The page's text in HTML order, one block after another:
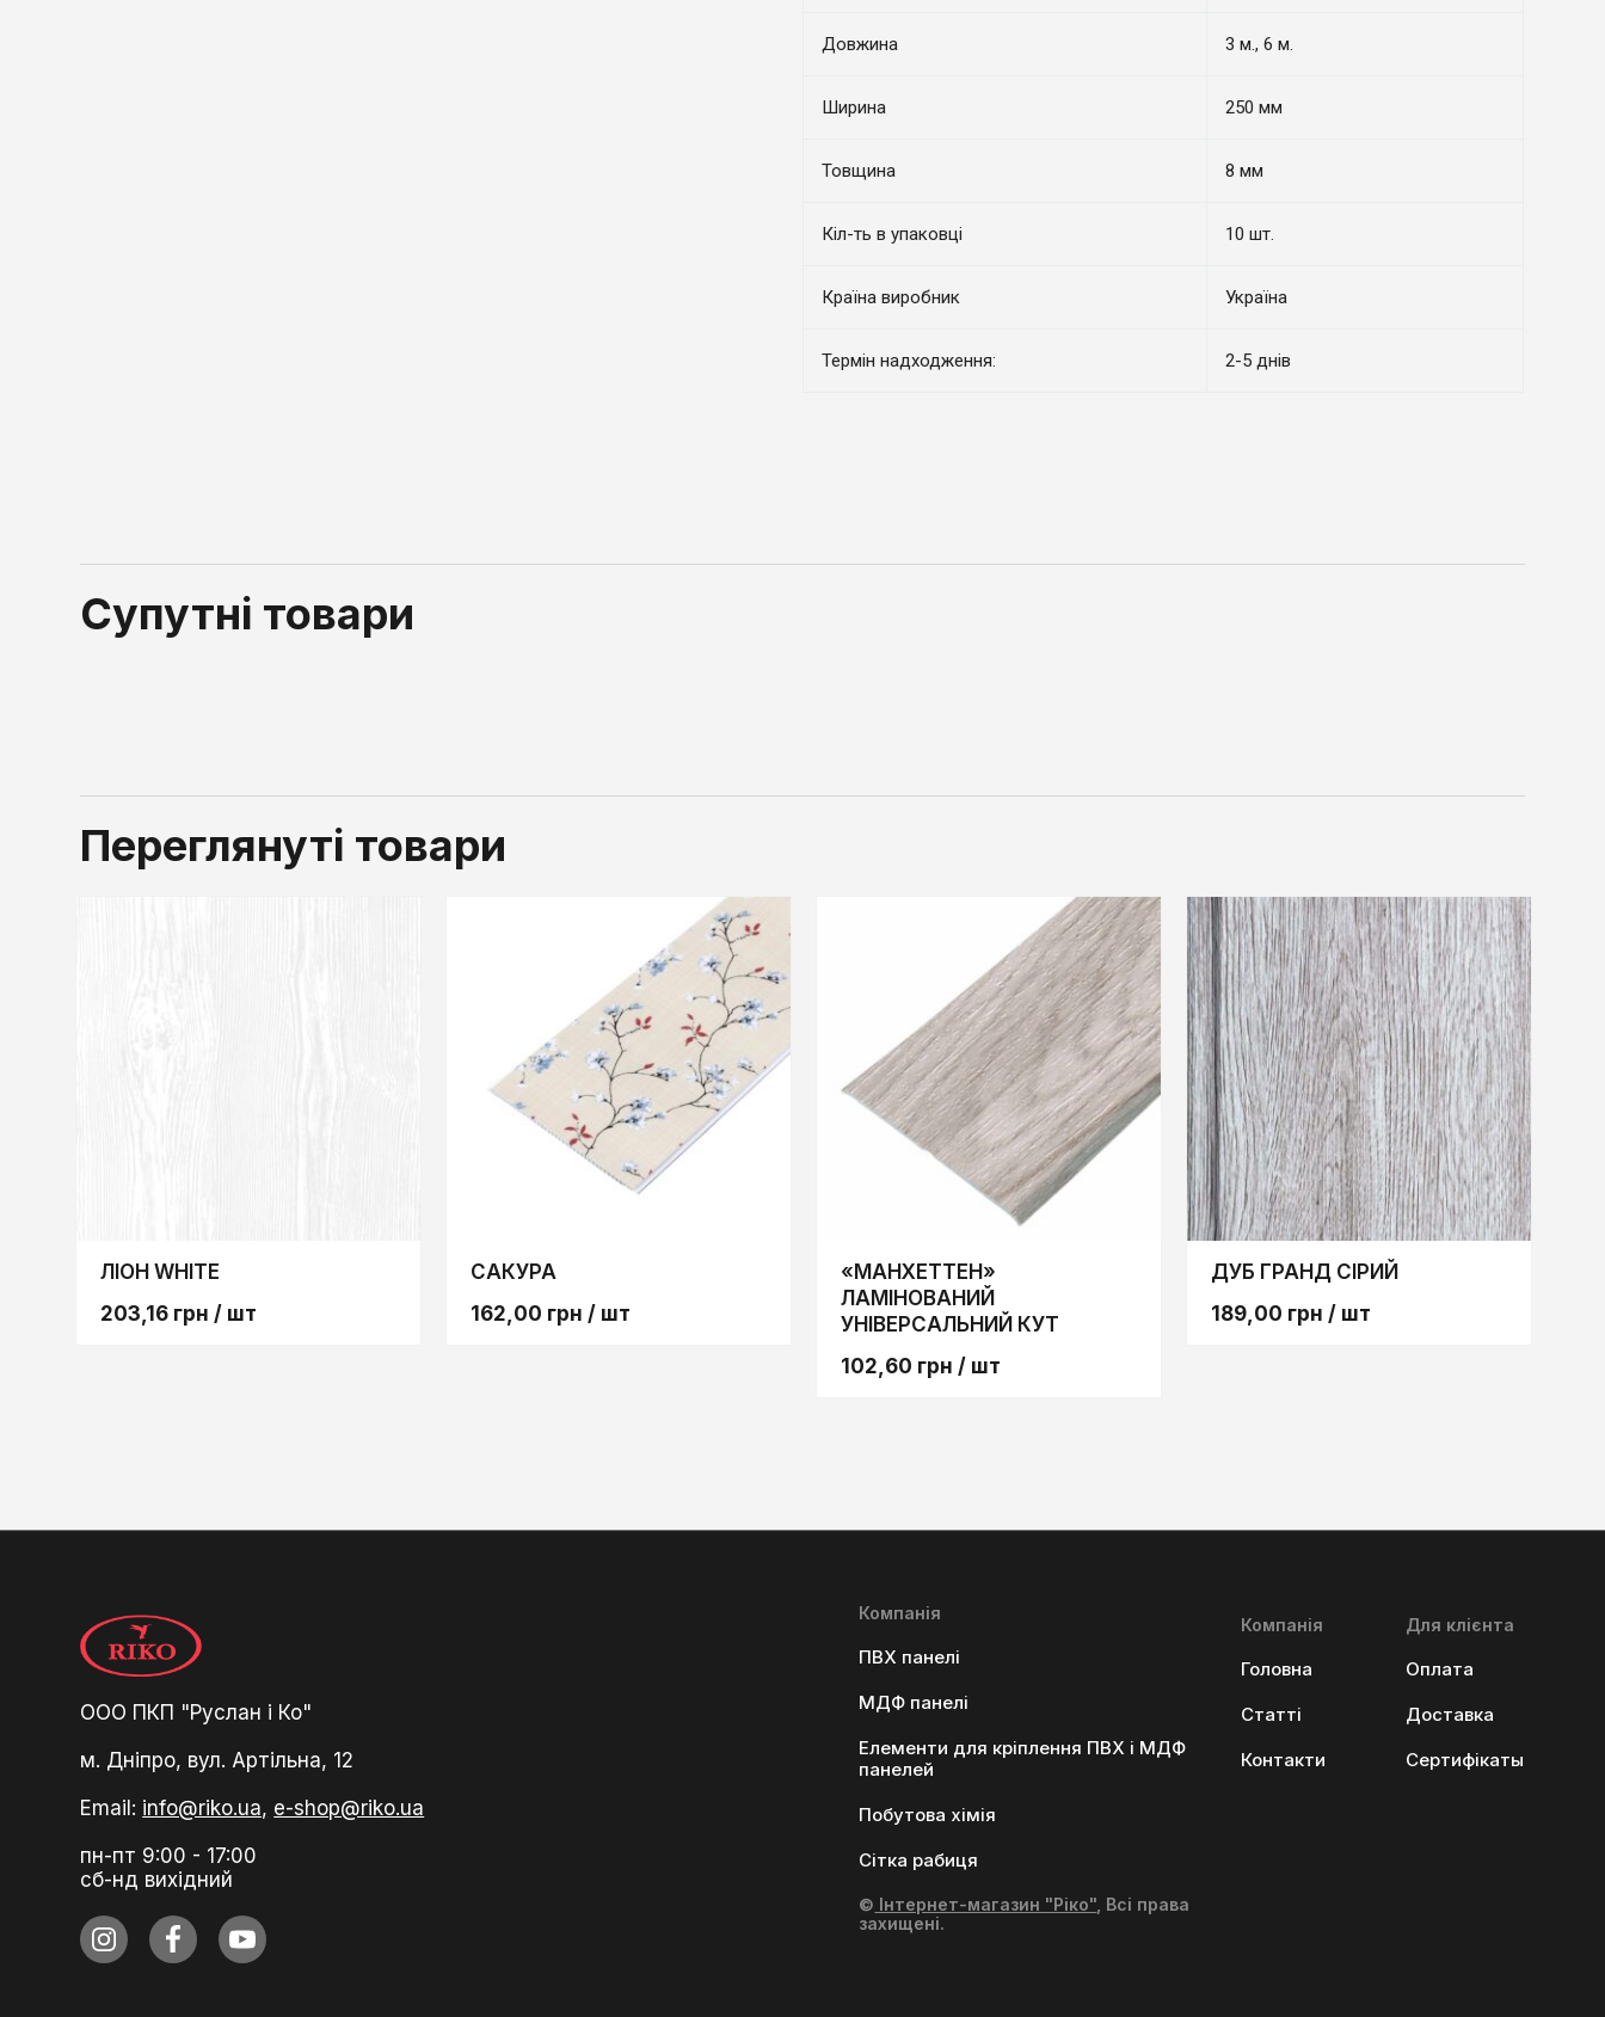
Довжина 3 м., 6 м.
Ширина 250 мм
Товщина 8 мм
Кіл-ть в упаковці 10 шт.
Країна виробник Україна
Термін надходження: 2-5 днів
Супутні товари
Переглянуті товари
ЛІОН WHITE
203,16 грн / шт
САКУРА
162,00 грн / шт
«МАНХЕТТЕН»
ЛАМІНОВАНИЙ
УНІВЕРСАЛЬНИЙ КУТ
102,60 грн / шт
ДУБ ГРАНД СІРИЙ
189,00 грн / шт
ООО ПКП "Руслан і Ко"
м. Дніпро, вул. Артільна, 12
Email: info@riko.ua, e-shop@riko.ua
пн-пт 9:00 - 17:00
сб-нд вихідний
Компанія
ПВХ панелі
МДФ панелі
Елементи для кріплення ПВХ і МДФ
панелей
Побутова хімія
Сітка рабиця
© Інтернет-магазин "Ріко" , Всі права
захищені.
Компанія
Головна
Статті
Контакти
Для клієнта
Оплата
Доставка
Сертифікаты